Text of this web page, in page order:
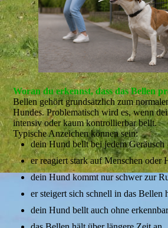
Woran du erkennst, dass das Bellen
Bellen gehört grundsätzlich zum
Hundes. Problematisch wird es, wenn
intensiv oder kaum kontrollierbar bellt.
Typische Anzeichen können sein:
dein Hund bellt bei jedem Geräusch
er reagiert stark auf Menschen oder
dein Hund kommt nur schwer zur
er steigert sich schnell in das Bellen
dein Hund bellt auch ohne